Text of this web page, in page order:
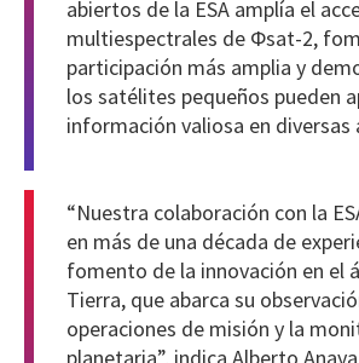
abiertos de la ESA amplía el
multiespectrales de Φsat-2,
participación más amplia y
los satélites pequeños pueden
información valiosa en diversas
“Nuestra colaboración con la
en más de una década de
fomento de la innovación en el
Tierra, que abarca su
operaciones de misión y la